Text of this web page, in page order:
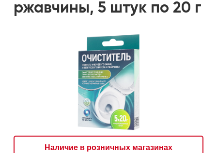
ржавчины, 5 штук по 20 г
Наличие в розничных магазинах